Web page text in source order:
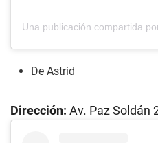
De Astrid
Dirección: Av. Paz Soldán